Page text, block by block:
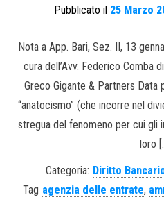
Pubblicato il 25 Marzo
Nota a App. Bari, Sez. II, 13
cura dell’Avv. Federico Comba
Greco Gigante & Partners Data
“anatocismo” (che incorre nel
stregua del fenomeno per cui gli
loro
Categoria: Diritto
Tag agenzia delle entrate,